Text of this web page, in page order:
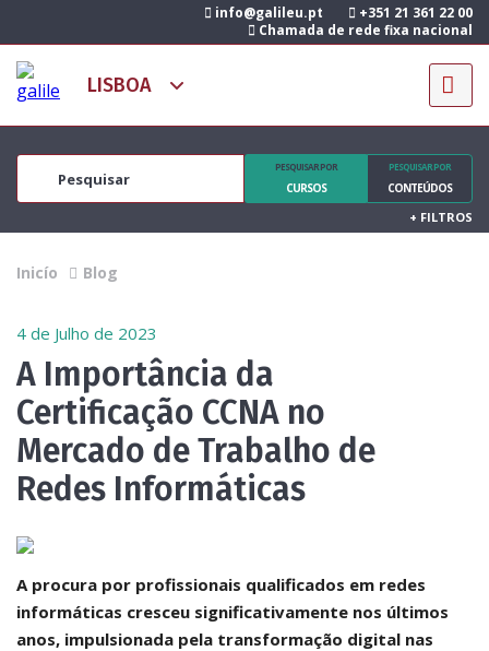
info@galileu.pt
+351 21 361 22 00
Chamada de rede fixa nacional
PESQUISAR POR
CURSOS
PESQUISAR POR
CONTEÚDOS
+ FILTROS
Inicío Blog
4 de Julho de 2023
A Importância da
Certificação CCNA no
Mercado de Trabalho de
Redes Informáticas
A procura por profissionais qualificados em redes
informáticas cresceu significativamente nos últimos
anos, impulsionada pela transformação digital nas